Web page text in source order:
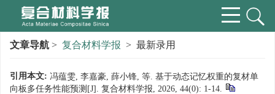
文章导航 > 复合材料学报 > 最新录用
引用本文: 冯蕴雯, 李嘉豪, 薛小锋, 等. 基于动态记忆权重的复材单
向板多任务性能预测[J]. 复合材料学报, 2026, 44(0): 1-14.